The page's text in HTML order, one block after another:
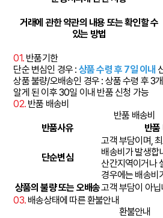
거래에 관한 약관의 내용 또는 확인할 수
있는 방법
01. 반품기한
단순 변심인 경우 : 상품 수령 후 7일 이내
상품 불량/오배송인 경우 : 상품 수령 후 3
알게 된 이후 30일 이내 반품 신청 가능
02. 반품 배송비
반품 배송비
반품사유
반품
단순변심
고객 부담이며,
배송비가 발생합
산간지역이거나
경우에는 배송비
상품의 불량 또는 오배송고객 부담이 아닙
03. 배송상태에 따른 환불안내
환불안내